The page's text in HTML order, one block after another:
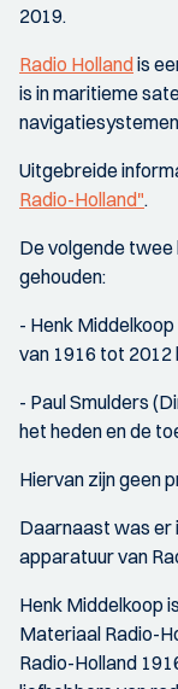
2019.
Radio Hollandis
is in maritieme
Uitgebreide
Radio-Holland".
De volgende twee
gehouden:
- Henk
van 1916 tot 2012
- Paul Smulders
het heden en de
Hiervan zijn geen
Daarnaast was er
apparatuur van
Henk Middelkoop
Materiaal Radio-
Radio-Holland